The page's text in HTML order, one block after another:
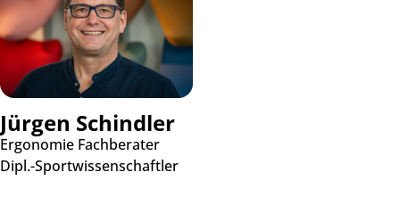
Jürgen Schindler
Ergonomie Fachberater
Dipl.-Sportwissenschaftler